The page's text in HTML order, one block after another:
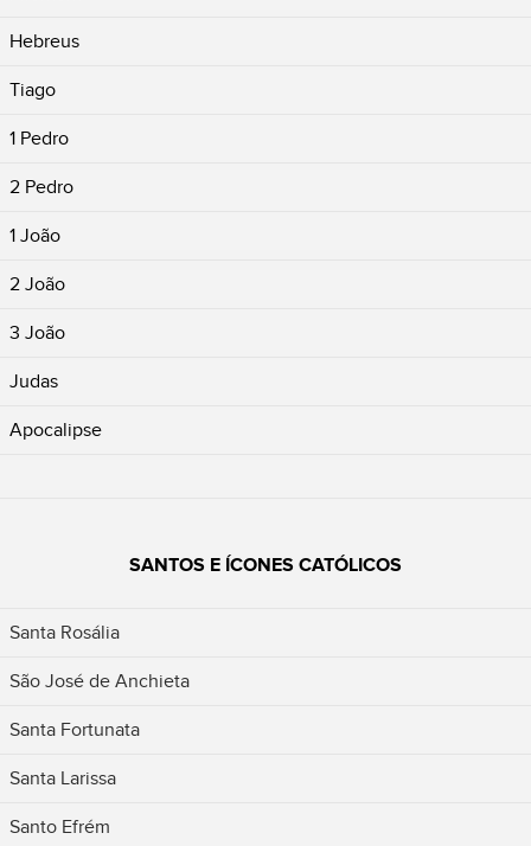
Hebreus
Tiago
1 Pedro
2 Pedro
1 João
2 João
3 João
Judas
Apocalipse
SANTOS E ÍCONES CATÓLICOS
Santa Rosália
São José de Anchieta
Santa Fortunata
Santa Larissa
Santo Efrém